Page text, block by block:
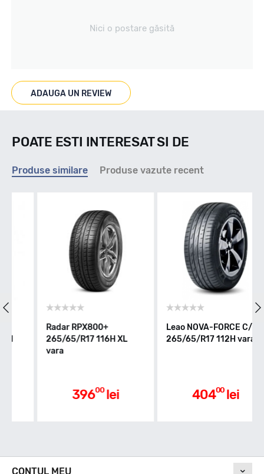
Indice greutate
Clasa de eficienta
Nici o postare găsită
ADAUGA UN REVIEW
POATE ESTI INTERESAT SI DE
Produse similare Produse vazute recent
Radar RPX800+
265/65/R17 116H XL
00 lei
Leao NOVA-FORCE C/S
265/65/R17 112H vara
40400 lei
CONTUL MEU